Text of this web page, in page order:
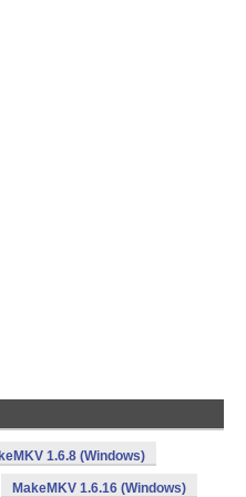
1.6.8 (Windows)
MakeMKV 1.6.16 (Windows)